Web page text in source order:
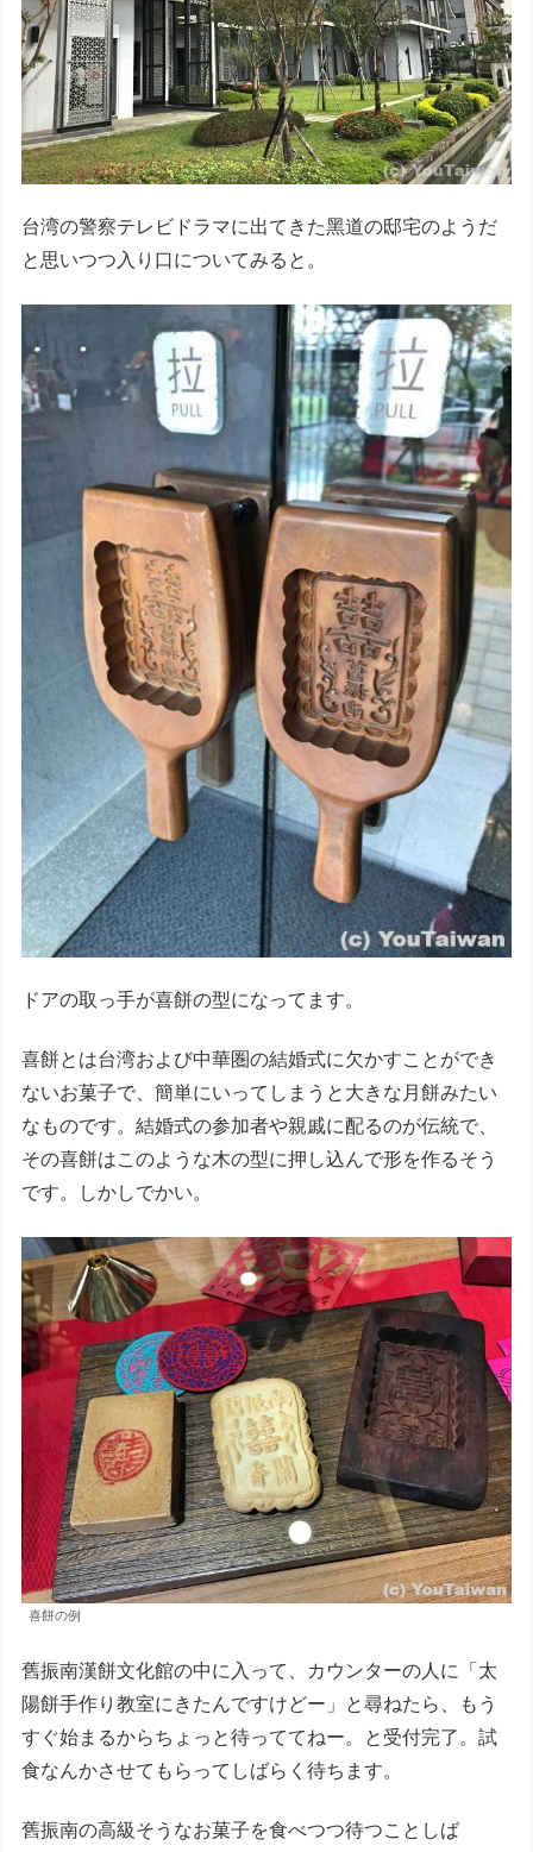
台湾の警察テレビドラマに出てきた黑道の邸宅のようだ
と思いつつ入り口についてみると。
ドアの取っ手が喜餅の型になってます。
喜餅とは台湾および中華圏の結婚式に欠かすことができ
ないお菓子で、簡単にいってしまうと大きな月餅みたい
なものです。結婚式の参加者や親戚に配るのが伝統で、
その喜餅はこのような木の型に押し込んで形を作るそう
です。しかしでかい。
喜餅の例
舊振南漢餅文化館の中に入って、カウンターの人に「太
陽餅手作り教室にきたんですけどー」と尋ねたら、もう
すぐ始まるからちょっと待っててねー。と受付完了。試
食なんかさせてもらってしばらく待ちます。
舊振南の高級そうなお菓子を食べつつ待つことしば